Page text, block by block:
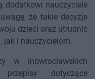
dodatkowi nauczyciele
że takie decyzje
dzieci oraz utrudnić
jak i nauczycielom.
w inowrocławskich
dotyczące